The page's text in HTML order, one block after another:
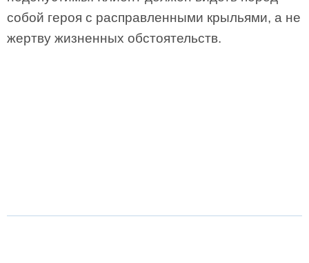
собой героя с расправленными крыльями, а не
жертву жизненных обстоятельств.